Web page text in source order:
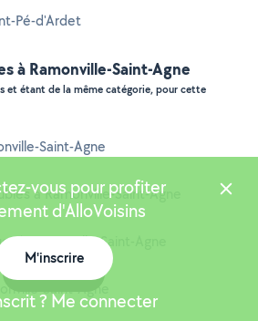
Pé-d'Ardet
à Ramonville-Saint-Agne
et étant de la même catégorie, pour cette
Saint-Agne
à Ramonville-Saint-Agne
à Ramonville-Saint-Agne
vous pour profiter
d'AlloVoisins
M'inscrire
? Me connecter